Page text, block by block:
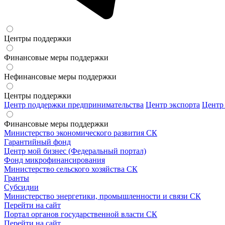
Центры поддержки
Финансовые меры поддержки
Нефинансовые меры поддержки
Центры поддержки
Центр поддержки предпринимательства Центр экспорта
Финансовые меры поддержки
Министерство экономического развития СК
Гарантийный фонд
Центр мой бизнес (Федеральный портал)
Фонд микрофинансирования
Министерство сельского хозяйства СК
Гранты
Субсидии
Министерство энергетики, промышленности и связи СК
Перейти на сайт
Портал органов государственной власти СК
Перейти на сайт